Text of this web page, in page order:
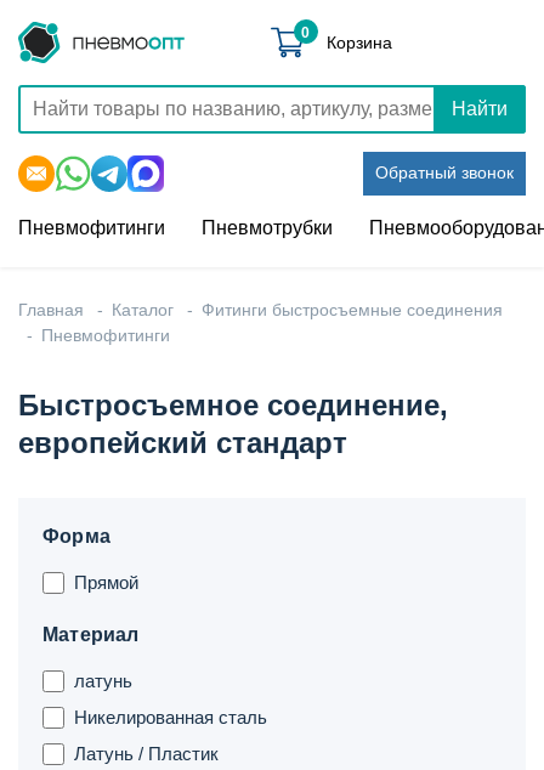
Найти
Обратный звонок
0 Корзина
Пневмофитинги Пневмотрубки
Главная Каталог
Фитинги быстросъемные соединения
Пневмофитинги
Быстросъемное соединение,
европейский стандарт
Форма
Прямой
Материал
латунь
Никелированная сталь
Латунь / Пластик